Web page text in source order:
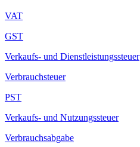
VAT
GST
Verkaufs- und Dienstleistungssteuer
Verbrauchsteuer
PST
Verkaufs- und Nutzungssteuer
Verbrauchsabgabe